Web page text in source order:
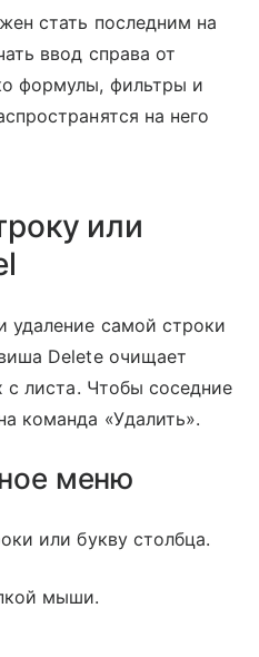
стать последним на
ввод справа от
формулы, фильтры и
на него
или
удаление самой строки
Delete очищает
с листа. Чтобы соседние
команда «Удалить».
меню
или букву столбца.
мыши.